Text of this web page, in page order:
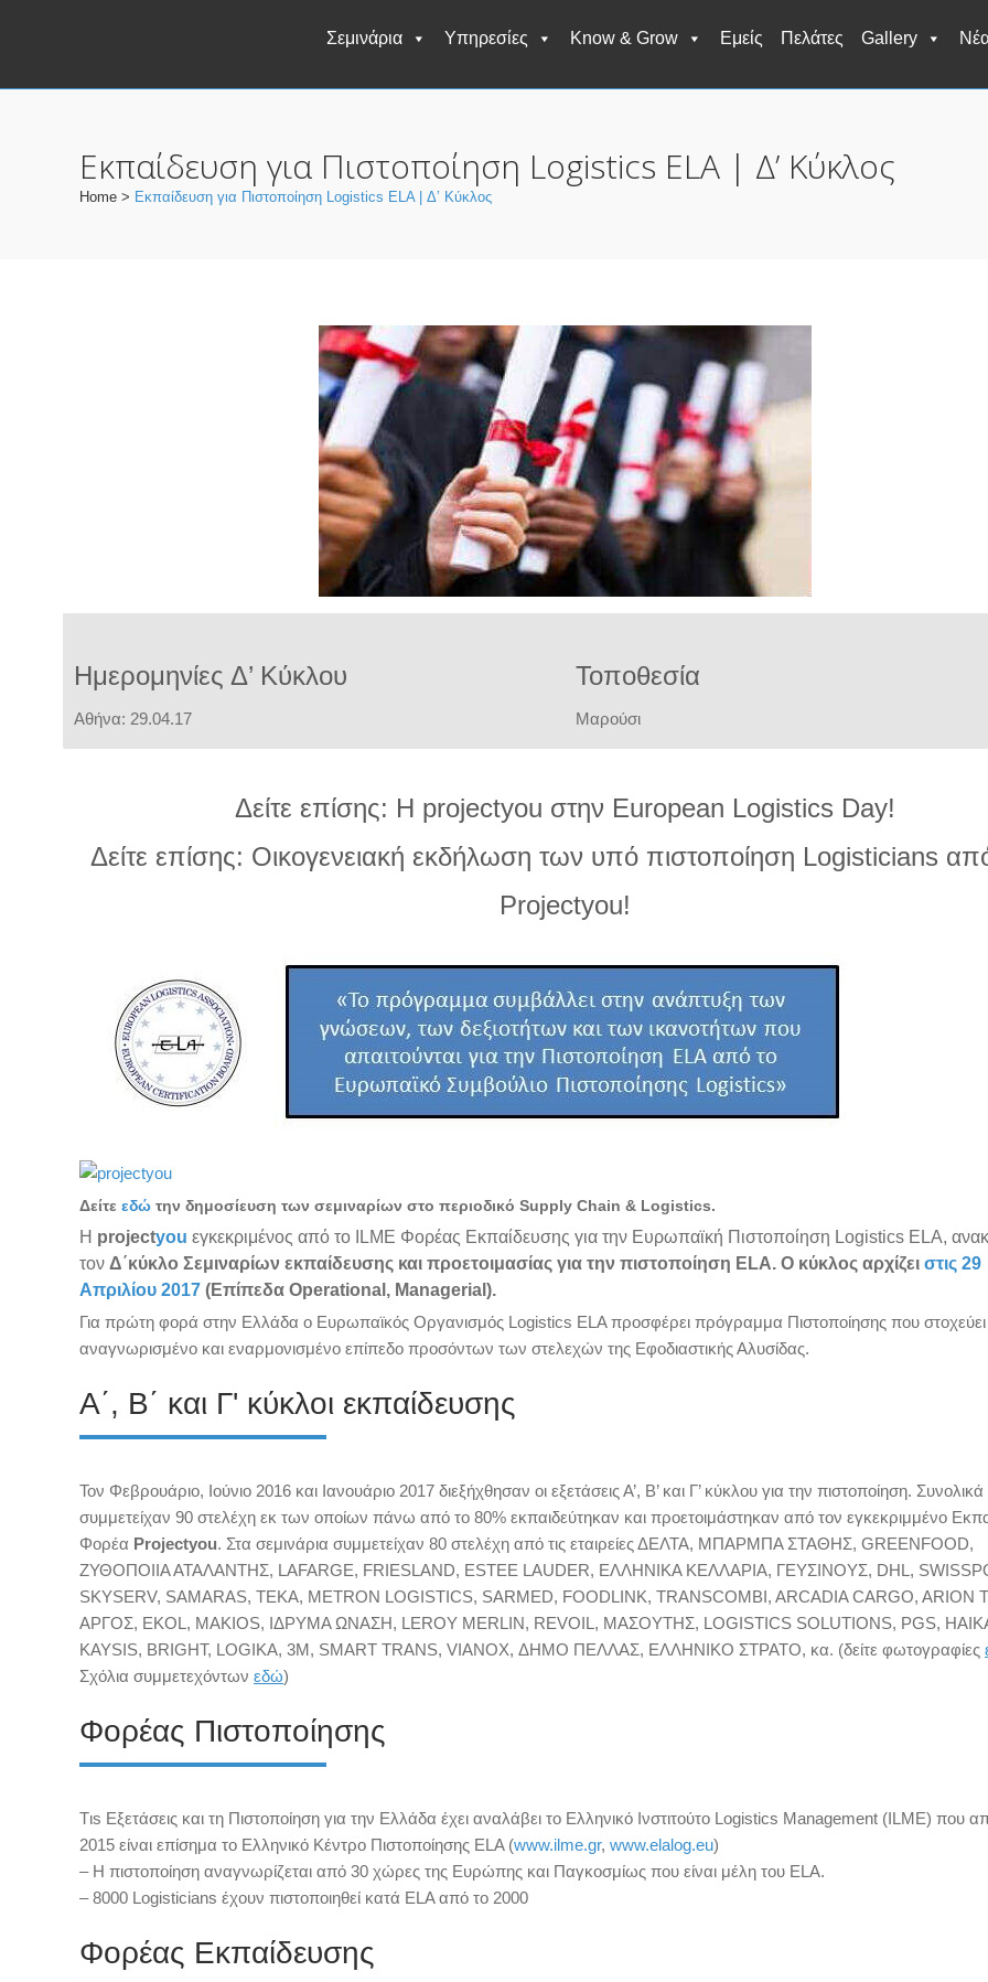
Σεμινάρια Υπηρεσίες Know & Grow Εμείς Πελάτες Gallery
Εκπαίδευση για Πιστοποίηση Logistics ELA | Δ’ Κύκλος
Home > Εκπαίδευση για Πιστοποίηση Logistics ELA | Δ’ Κύκλος
Ημερομηνίες Δ’ Κύκλου
Αθήνα: 29.04.17
Τοποθεσία
Μαρούσι
Δείτε επίσης: Η projectyou στην European Logistics Day!
Δείτε επίσης: Οικογενειακή εκδήλωση των υπό πιστοποίηση Logisticians
Projectyou!
Δείτε εδώ την δημοσίευση των σεμιναρίων στο περιοδικό Supply Chain & Logistics.
Η projectyou εγκεκριμένος από το ΙLME Φορέας Εκπαίδευσης για την Ευρωπαϊκή Πιστοποίηση Logistics ELA,
τον Δ΄κύκλο Σεμιναρίων εκπαίδευσης και προετοιμασίας για την πιστοποίηση ELA. Ο κύκλος αρχίζει στις 29
Απριλίου 2017 (Επίπεδα Operational , Managerial ).
Για πρώτη φορά στην Ελλάδα ο Ευρωπαϊκός Οργανισμός Logistics ELA προσφέρει πρόγραμμα Πιστοποίησης που
αναγνωρισμένο και εναρμονισμένο επίπεδο προσόντων των στελεχών της Εφοδιαστικής Αλυσίδας.
Α΄, Β΄ και Γ' κύκλοι εκπαίδευσης
Τον Φεβρουάριο, Ιούνιο 2016 και Ιανουάριο 2017 διεξήχθησαν οι εξετάσεις Α’, Β’ και Γ’ κύκλου για την πιστοποίηση. Συνολικά
συμμετείχαν 90 στελέχη εκ των οποίων πάνω από το 80% εκπαιδεύτηκαν και προετοιμάστηκαν από τον εγκεκριμμένο
Φορέα Projectyou. Στα σεμινάρια συμμετείχαν 80 στελέχη από τις εταιρείες ΔΕΛΤΑ, ΜΠΑΡΜΠΑ ΣΤΑΘΗΣ, GREENFOOD,
ΖΥΘΟΠΟΙΙΑ ΑΤΑΛΑΝΤΗΣ, LAFARGE, FRIESLAND, ESTEE LAUDER, ΕΛΛΗΝΙΚΑ ΚΕΛΛΑΡΙΑ, ΓΕΥΣΙΝΟΥΣ, DHL,
SKYSERV, SAMARAS, TEKA, METRON LOGISTICS, SARMED, FOODLINK, TRANSCOMBI, ARCADIA CARGO, ARION
ΑΡΓΟΣ, ΕΚΟL , MAKIOS, ΙΔΡΥΜΑ ΩΝΑΣΗ, LEROY MERLIN, REVOIL , MAΣΟΥΤΗΣ, LOGISTICS SOLUTIONS, PGS,
KAYSIS, BRIGHT, LOGIKA, 3M, SMART TRANS, VIANOX, ΔΗΜΟ ΠΕΛΛΑΣ, ΕΛΛΗΝΙΚΟ ΣΤΡΑΤΟ, κα. (δείτε φωτογραφίες
Σχόλια συμμετεχόντων εδώ)
Φορέας Πιστοποίησης
Tιs Εξετάσεις και τη Πιστοποίηση για την Ελλάδα έχει αναλάβει το Ελληνικό Ινστιτούτο Logistics Management (ILME) που
2015 είναι επίσημα το Ελληνικό Κέντρο Πιστοποίησης ΕLA (www.ilme.gr, www.elalog.eu)
– H πιστοποίηση αναγνωρίζεται από 30 χώρες της Ευρώπης και Παγκοσμίως που είναι μέλη του ΕLA.
– 8000 Logisticians έχουν πιστοποιηθεί κατά ELA από το 2000
Φορέας Εκπαίδευσης